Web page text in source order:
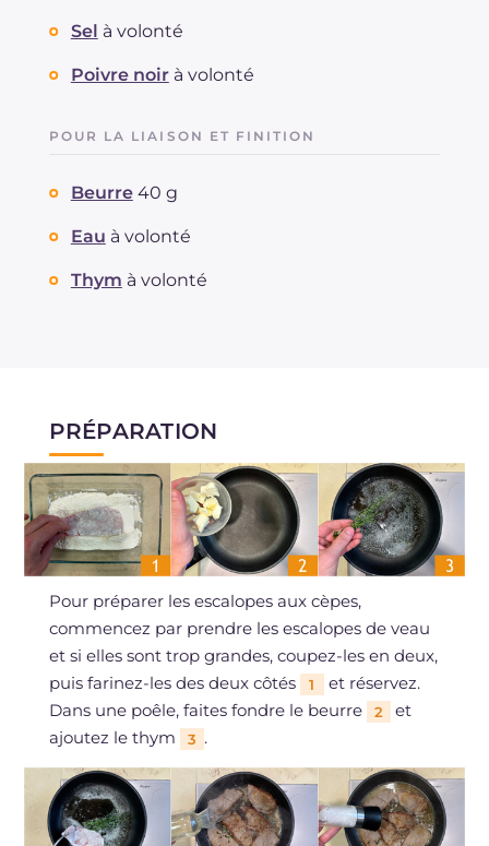
Sel à volonté
Poivre noir à volonté
POUR LA LIAISON ET FINITION
Beurre 40 g
Eau à volonté
Thym à volonté
PRÉPARATION
Pour préparer les escalopes aux cèpes,
commencez par prendre les escalopes de veau
et si elles sont trop grandes, coupez-les en deux,
puis farinez-les des deux côtés
1
et réservez.
Dans une poêle, faites fondre le beurre
2
et
ajoutez le thym
3 .